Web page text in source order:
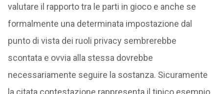
valutare il rapporto tra le parti in gioco e anche se
formalmente una determinata impostazione dal
punto di vista dei ruoli privacy sembrerebbe
scontata e ovvia alla stessa dovrebbe
necessariamente seguire la sostanza. Sicuramente
la citata contestazione rappresenta il tipico esempio